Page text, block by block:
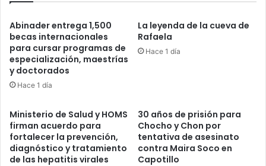
Abinader entrega 1,500
becas internacionales
para cursar programas de
especialización, maestrías
y doctorados
Hace 1 día
La leyenda de la cueva de
Rafaela
Hace 1 día
Ministerio de Salud y HOMS
firman acuerdo para
fortalecer la prevención,
diagnóstico y tratamiento
de las hepatitis virales
30 años de prisión para
Chocho y Chon por
tentativa de asesinato
contra Maira Soco en
Capotillo